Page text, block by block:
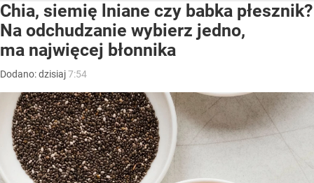
Chia, siemię lniane czy babka płesznik?
Na odchudzanie wybierz jedno,
ma najwięcej błonnika
Dodano:dzisiaj7:54